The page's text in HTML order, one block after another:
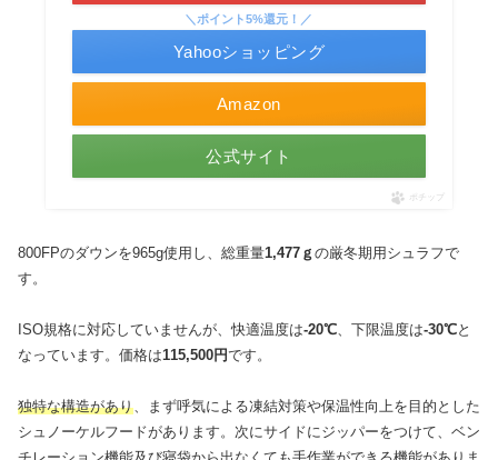
Amazon
＼ポイント5%還元！／
Yahooショッピング
公式サイト
ポチップ
800FPのダウンを965g使用し、総重量1,477ｇ の厳冬期用シュラフで
す。
ISO規格に対応していませんが、快適温度は-20℃、下限温度は-30℃と
なっています。価格は115,500円です。
独特な構造があり、まず呼気による凍結対策や保温性向上を目的とした
シュノーケルフードがあります。次にサイドにジッパーをつけて、ベン